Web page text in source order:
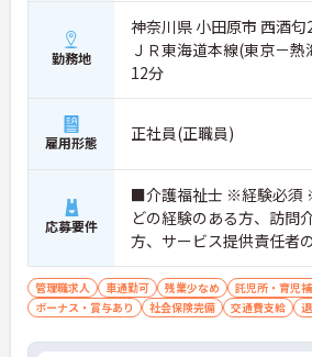
勤務地
神奈川県 小田原市 西酒
ＪＲ東海道本線(東京－
12分
雇用形態 正社員(正職員)
応募要件
■介護福祉士 ※経験必須
どの経験のある方、訪問
方、サービス提供責任者
迎
管理職求人 車通勤可 残業少なめ 託児所・育児
ボーナス・賞与あり
社会保険完備 交通費支給